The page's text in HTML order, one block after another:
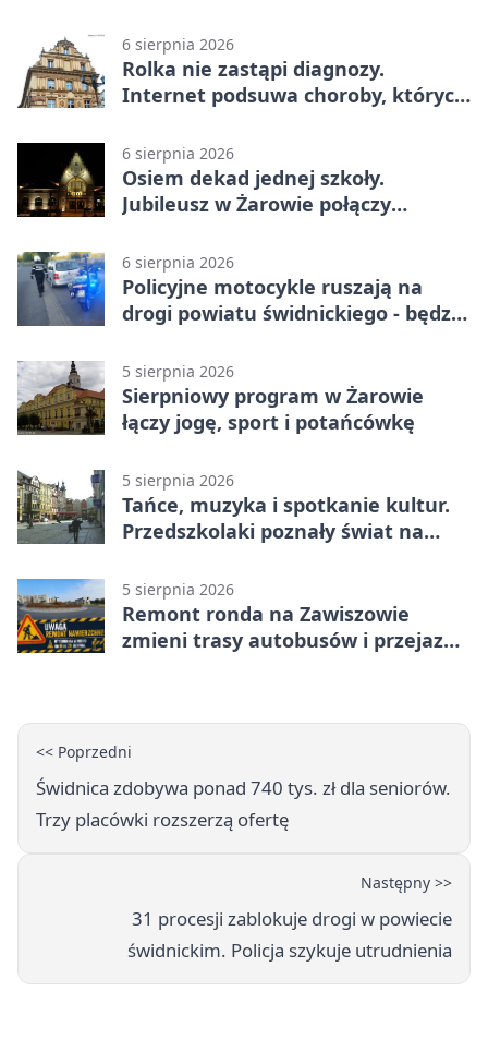
6 sierpnia 2026
Rolka nie zastąpi diagnozy.
Internet podsuwa choroby, których
6 sierpnia 2026
Osiem dekad jednej szkoły.
Jubileusz w Żarowie połączy
6 sierpnia 2026
Policyjne motocykle ruszają na
drogi powiatu świdnickiego - będzie
5 sierpnia 2026
Sierpniowy program w Żarowie
łączy jogę, sport i potańcówkę
5 sierpnia 2026
Tańce, muzyka i spotkanie kultur.
Przedszkolaki poznały świat na
5 sierpnia 2026
Remont ronda na Zawiszowie
zmieni trasy autobusów i przejazd
<< Poprzedni
Świdnica zdobywa ponad 740 tys. zł dla seniorów.
Trzy placówki rozszerzą ofertę
Następny >>
31 procesji zablokuje drogi w powiecie
świdnickim. Policja szykuje utrudnienia